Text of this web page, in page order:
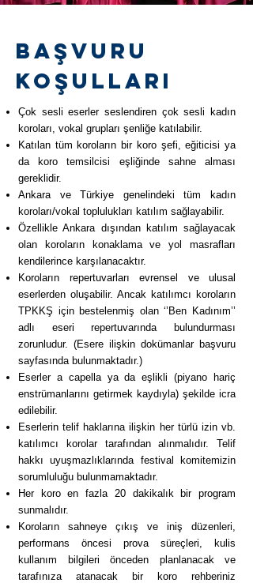
Başvuru
Koşulları
Çok sesli eserler seslendiren çok sesli kadın
koroları, vokal grupları şenliğe katılabilir.
Katılan tüm koroların bir koro şefi, eğiticisi ya
da koro temsilcisi eşliğinde sahne alması
gereklidir.
Ankara ve Türkiye genelindeki tüm kadın
koroları/vokal toplulukları katılım sağlayabilir.
Özellikle Ankara dışından katılım sağlayacak
olan koroların konaklama ve yol masrafları
kendilerince karşılanacaktır.
Koroların repertuvarları evrensel ve ulusal
eserlerden oluşabilir. Ancak katılımcı koroların
TPKKŞ için bestelenmiş olan ‘’Ben Kadınım’’
adlı eseri repertuvarında bulundurması
zorunludur. (Esere ilişkin dokümanlar başvuru
sayfasında bulunmaktadır.)
Eserler a capella ya da eşlikli (piyano hariç
enstrümanlarını getirmek kaydıyla) şekilde icra
edilebilir.
Eserlerin telif haklarına ilişkin her türlü izin vb.
katılımcı korolar tarafından alınmalıdır. Telif
hakkı uyuşmazlıklarında festival komitemizin
sorumluluğu bulunmamaktadır.
Her koro en fazla 20 dakikalık bir program
sunmalıdır.
Koroların sahneye çıkış ve iniş düzenleri,
performans öncesi prova süreçleri, kulis
kullanım bilgileri önceden planlanacak ve
tarafınıza atanacak bir koro rehberiniz